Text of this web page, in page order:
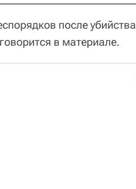
после убийства
в материале.